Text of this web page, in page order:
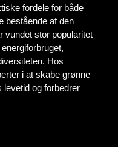
fordele for både
bestående af den
vundet stor popularitet
Hos
i at skabe grønne
og forbedrer